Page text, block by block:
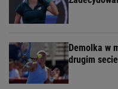
Demolka w
drugim secie